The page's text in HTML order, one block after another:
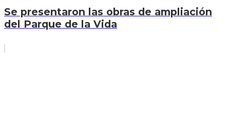
Se presentaron las obras de ampliación
del Parque de la Vida